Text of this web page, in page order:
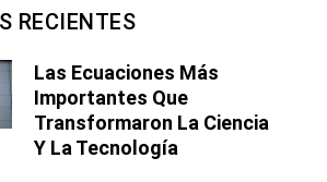
RECIENTES
Las Ecuaciones Más
Importantes Que
Transformaron La Ciencia
Y La Tecnología